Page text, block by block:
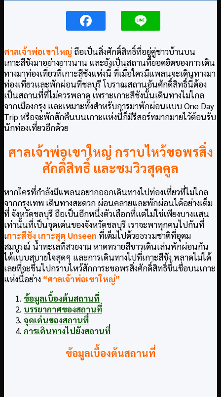
ศาลเจ้าพ่อเขาใหญ่ถือเป็นสิ่งศักดิ์สิทธิ์ที่อยู่คู่ชาวบ้านบน
เกาะสีชังมาอย่างยาวนาน และยังเป็นสถานที่ยอดฮิตของการเดิน
ทางมาท่องเที่ยวที่เกาะสีชังแห่งนี้ ที่เมื่อใครมีแพลนจะเดินทางมา
ท่องเที่ยวและพักผ่อนที่ชลบุรี โบราณสถานอันศักดิ์สิทธิ์นี้ต้อง
เป็นสถานที่ที่ไม่ควรพลาด เพราะเกาะสีชังนั้นเดินทางไม่ไกล
จากเมืองกรุง และเหมาะทั้งสำหรับการมาพักผ่อนแบบ One Day
Trip หรือจะพักสักคืนบนเกาะแห่งนี้ก็มีรีสอร์ทมากมายไว้ต้อนรับ
นักท่องเที่ยวอีกด้วย
ศาลเจ้าพ่อเขาใหญ่ กราบไหว้ขอพรสิ่ง
ศักดิ์สิทธิ์ และชมวิวสุดคูล
หากใครที่กำลังมีแพลนอยากออกเดินทางไปท่องเที่ยวที่ไม่ไกล
จากกรุงเทพ เดินทางสะดวก ผ่อนคลายและพักผ่อนได้อย่างเต็ม
ที่ จังหวัดชลบุรี ถือเป็นอีกหนึ่งตัวเลือกที่แต่ไม่ใช่เพียงบางแสน
เท่านั้นที่เป็นจุดเด่นของจังหวัดชลบุรี เราจะพาทุกคนไปกันที่
เกาะสีชัง เกาะสุด Unseen ที่เต็มไปด้วยธรรมชาติที่อุดม
สมบูรณ์ น้ำทะเลที่สวยงาม หาดทรายสีขาวเดินเล่นพักผ่อนกัน
ได้แบบสบายใจสุดๆ และการเดินทางไปที่เกาะสีชัง พลาดไม่ได้
เลยที่จะขึ้นไปกราบไหว้สักการะขอพรสิ่งศักดิ์สิทธิ์ขึ้นชื่อบนเกาะ
แห่งนี้อย่าง “ศาลเจ้าพ่อเขาใหญ่”
ข้อมูลเบื้องต้นสถานที่
บรรยากาศของสถานที่
จุดเด่นของสถานที่
การเดินทางไปยังสถานที่
ข้อมูลเบื้องต้นสถานที่